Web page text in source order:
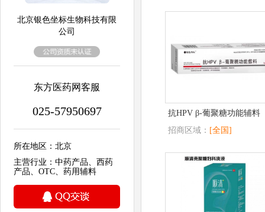
北京银色坐标生物科技有限
公司
东方医药网客服
025-57950697
所在地区：北京
主营行业：中药产品、西药
产品、OTC、药用辅料
抗HPV β-葡聚糖功能辅料
招商区域： [全国]